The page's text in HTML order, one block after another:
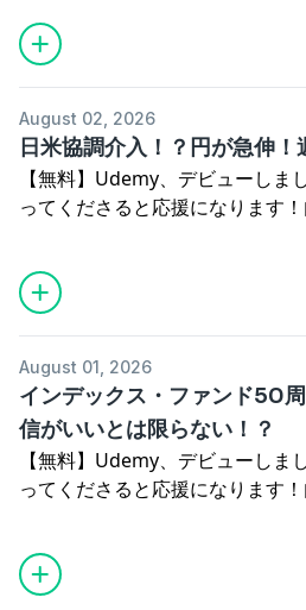
さい。タイトル：オンラインで
https://amzn.to/3Uyl6Yt【引越し
ン・ファイナンシャルプランナ
んさんです。短時間でサクッと学
ス。おススメ再生速度1.5～2倍
響がありそうなニュースを選ん
す！番組へのメッセージはこち
カで初心者・入門者向けの株式
中心にやっています。↓ https://
ストアカの初回クーポンです
academy.com/friend_invites/
フィール 投資アドバイザー、元
ダー、現役FP。主な取得資格歴
認定FP・2級FP技能士・長期
績など現在まで約6000人以上に
葬儀会社タイアップセミナー
方・東証一部上場通販会社 女
・ビッグマック指数が40周年
・年収600万円以上は何人にひと
した。タイトル：大腸切除闘病
https://amzn.to/40PF0SQ【読み
アプリには読み上げ機能が付い
タップ→Aa→その他→アシスト
まで上げられます。kindle出版
で「オンラインFP」で検索か下
タイトル：オンラインで始める
https://amzn.to/3Uyl6Yt【引越し
ン・ファイナンシャルプランナ
んさんです。短時間でサクッと学
ス。おススメ再生速度1.5～2倍投
響がありそうなニュースを選んで
す！番組へのメッセージはこち
https://marshmallow-qa.com/
中心にやっています。↓
academy.com/steachers/559284?
の方はこちらが受講生用アカウ
す）↓※音が出ます。
https://vimeo.com/
ーーーーーーーーーー
【今日のトピック】
・国債が相続減免、NISA枠？
・再び日米協調介入？一時1ドル
いてみました。タイトル：大腸
https://amzn.to/40PF0SQ【読み
アプリには読み上げ機能が付い
タップ→Aa→その他→アシストリ
まで上げられます。kindle出版デ
で「オンラインFP」で検索か下
くて「副業」関連なので興味が
https://amzn.to/3Uyl6Yt【引越
ン・ファイナンシャルプランナ
August 02, 2026
日米協調介入！？円が急伸！
【無料】Udemy、デビューしま
ってくださると応援になります
の方はこちらが受講生用アカウ
す）↓※音が出ます。
https://vimeo.com/
ーーーーーーーーーー
【今日のトピック】
・世界の都市集中度合い
・日米協調介入！？円が急伸！
記を書いてみました。タイトル
August 01, 2026
インデックス・ファンド50
信がいいとは限らない！？
【無料】Udemy、デビューしま
ってくださると応援になります
の方はこちらが受講生用アカウ